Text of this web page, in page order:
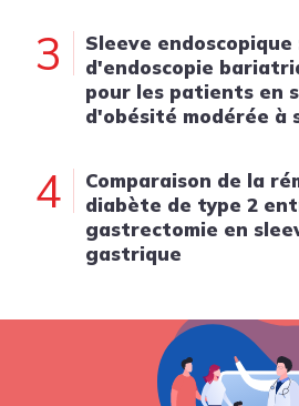
3
Sleeve
d'endoscopie
pour les patients en
d'obésité modérée à
4
Comparaison de la
diabète de type 2
gastrectomie en
gastrique